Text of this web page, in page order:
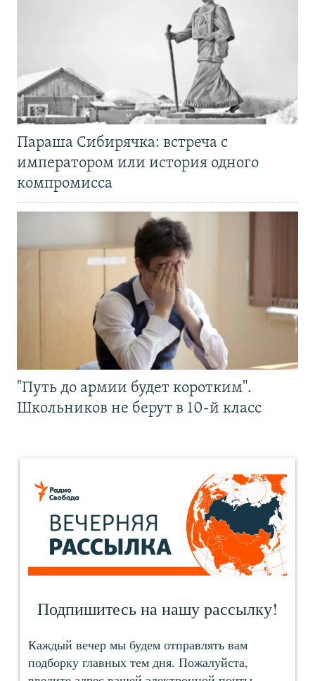
Параша Сибирячка: встреча с
императором или история одного
компромисса
"Путь до армии будет коротким".
Школьников не берут в 10-й класс